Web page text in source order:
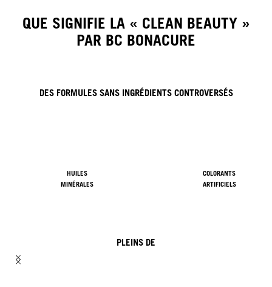
QUE SIGNIFIE LA « CLEAN BEAUTY »
PAR BC BONACURE
DES FORMULES SANS INGRÉDIENTS CONTROVERSÉS
HUILES
MINÉRALES
COLORANTS
ARTIFICIELS
PLEINS DE